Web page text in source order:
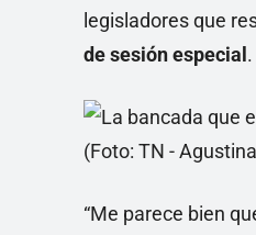
legisladores que
de sesión especial .
“Me parece bien